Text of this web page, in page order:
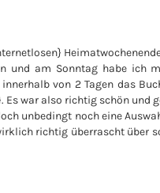
und am Sonntag habe ich
von 2 Tagen das
Es war also richtig schön und
unbedingt noch eine
richtig überrascht über